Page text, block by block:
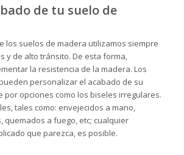
de tu suelo de
los suelos de madera utilizamos siempre
y de alto tránsito. De esta forma,
la resistencia de la madera. Los
personalizar el acabado de su
por opciones como los biseles irregulares.
tales como: envejecidos a mano,
quemados a fuego, etc; cualquier
que parezca, es posible.